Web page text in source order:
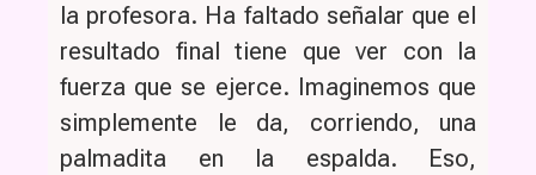
la profesora. Ha faltado señalar que el
resultado final tiene que ver con la
fuerza que se ejerce. Imaginemos que
simplemente le da, corriendo, una
palmadita en la espalda. Eso,